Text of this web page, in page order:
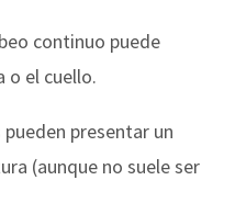
continuo puede
o el cuello.
pueden presentar un
(aunque no suele ser